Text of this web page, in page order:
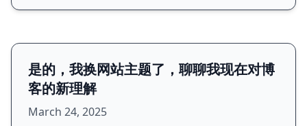
是的，我换网站主题了，聊聊我现在对博
客的新理解
March 24, 2025